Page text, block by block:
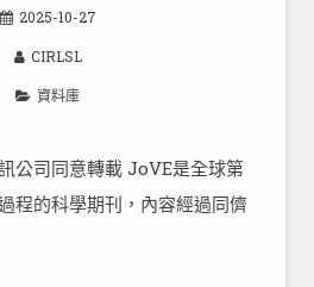
2025-10-27
CIRLSL
資料庫
公司同意轉載 JoVE是全球第
程的科學期刊，內容經過同儕